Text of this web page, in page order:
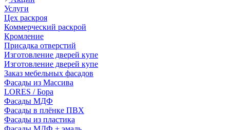
Услуги
Цех раскроя
Коммерческий раскрой
Кромление
Присадка отверстий
Изготовление дверей купе
Изготовление дверей купе
Заказ мебельных фасадов
Фасады из Массива
LORES / Бора
Фасады МДФ
Фасады в плёнке ПВХ
Фасады из пластика